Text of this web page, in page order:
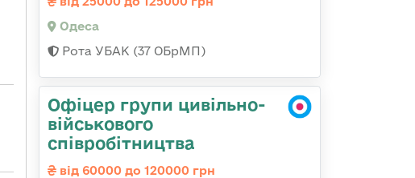
Одеса
Рота УБАК (37 ОБрМП)
Офіцер групи цивільно-
військового
співробітництва
від 60000 до 120000 грн